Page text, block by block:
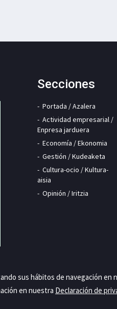
Secciones
Portada / Azalera
Actividad empresarial /
Enpresa jarduera
Economía / Ekonomia
Gestión / Kudeaketa
Cultura-ocio / Kultura-
aisia
Opinión / Iritzia
sus hábitos de navegación en
en nuestra Declaración de